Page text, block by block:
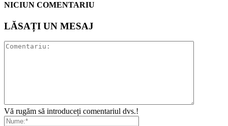
NICIUN COMENTARIU
LĂSAȚI UN MESAJ
Vă rugăm să introduceți comentariul dvs.!